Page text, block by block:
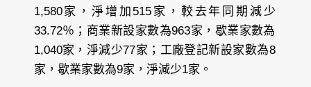
1,580家，淨增加515家，較去年同期減少
33.72％；商業新設家數為963家，歇業家數為
1,040家，淨減少77家；工廠登記新設家數為8
家，歇業家數為9家，淨減少1家。